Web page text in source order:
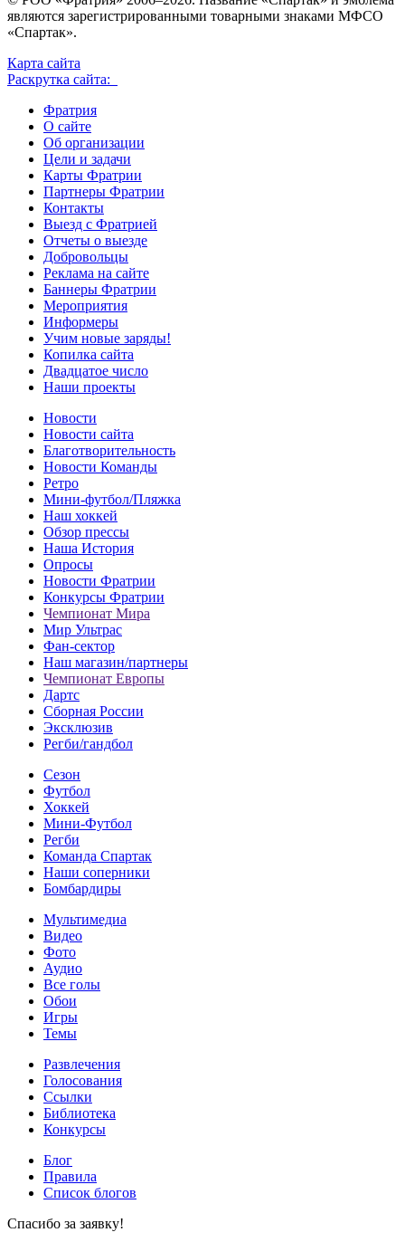
являются зарегистрированными товарными знаками МФСО
«Спартак».
Карта сайта
Раскрутка сайта:
Фратрия
О сайте
Об организации
Цели и задачи
Карты Фратрии
Партнеры Фратрии
Контакты
Выезд с Фратрией
Отчеты о выезде
Добровольцы
Реклама на сайте
Баннеры Фратрии
Мероприятия
Информеры
Учим новые заряды!
Копилка сайта
Двадцатое число
Наши проекты
Новости
Новости сайта
Благотворительность
Новости Команды
Ретро
Мини-футбол/Пляжка
Наш хоккей
Обзор прессы
Наша История
Опросы
Новости Фратрии
Конкурсы Фратрии
Чемпионат Мира
Мир Ультрас
Фан-cектор
Наш магазин/партнеры
Чемпионат Европы
Дартс
Сборная России
Эксклюзив
Регби/гандбол
Сезон
Футбол
Хоккей
Мини-Футбол
Регби
Команда Спартак
Наши соперники
Бомбардиры
Мультимедиа
Видео
Фото
Аудио
Все голы
Обои
Игры
Темы
Развлечения
Голосования
Ссылки
Библиотека
Конкурсы
Блог
Правила
Список блогов
Спасибо за заявку!